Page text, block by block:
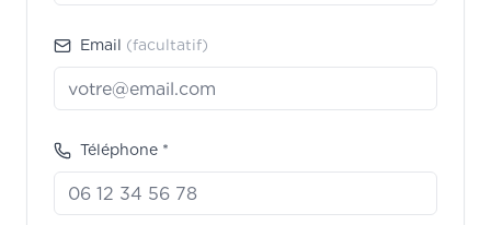
Email (facultatif)
Téléphone *